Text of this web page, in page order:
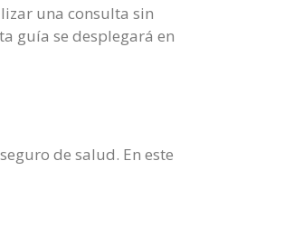
una consulta sin
guía se desplegará en
de salud. En este